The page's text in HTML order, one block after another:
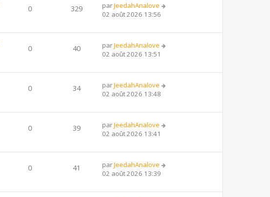
0 329 parJeedahAnalove
02 août 2026 13:56
0 40 parJeedahAnalove
02 août 2026 13:51
0 34 parJeedahAnalove
02 août 2026 13:48
0 39 parJeedahAnalove
02 août 2026 13:41
0 41 parJeedahAnalove
02 août 2026 13:39